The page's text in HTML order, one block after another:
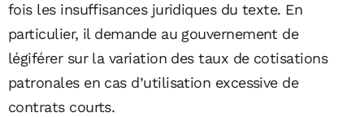
fois les insuffisances juridiques du texte. En
particulier, il demande au gouvernement de
légiférer sur la variation des taux de cotisations
patronales en cas d’utilisation excessive de
contrats courts.